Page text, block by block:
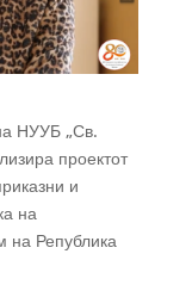
НУУБ „Св.
проектот
и
на
на Република